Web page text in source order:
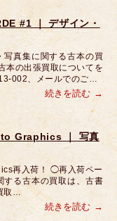
#1 ｜ デザイン・
真集に関する古本の買
本の出張買取についてを
002、メールでのご…
続きを読む
Graphics ｜ 写真
再入荷！ ◯再入荷ペー
る古本の買取は、古書
取…
続きを読む